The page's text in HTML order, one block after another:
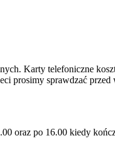
Karty telefoniczne
prosimy sprawdzać przed
oraz po 16.00 kiedy